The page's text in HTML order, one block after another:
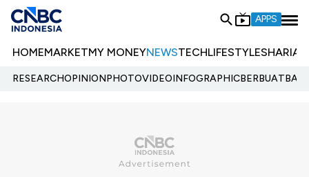
APPS
HOMEMARKETMY MONEYNEWSTECHLIFESTYLESHARIA
RESEARCHOPINIONPHOTOVIDEOINFOGRAPHIC